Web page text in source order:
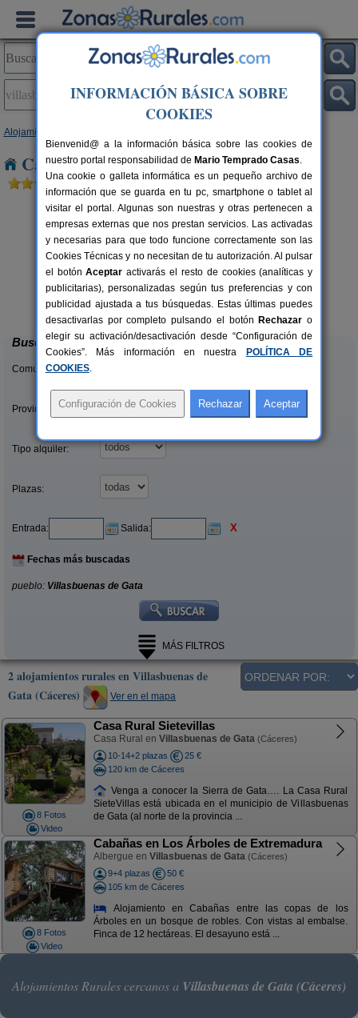
Alojamientos
Casas Rurales en Villasbuenas de Gata
2-30+10 pers.
desde30 €
Apartamentos Rurales Casa
Manadero
Robledillo de Gata (Cáceres)
Buscar
Comunidades:
Provincias/Islas:
Tipo alquiler:
Plazas:
Entrada: Salida: X
Fechas más buscadas
pueblo: Villasbuenas de Gata
MÁS FILTROS
2 alojamientos rurales en Villasbuenas de
Gata (Cáceres)
Ver en el mapa
8 Fotos
Video
Casa Rural Sietevillas
Casa Rural en Villasbuenas de Gata (Cáceres)
10-14+2 plazas
25 €
120 km de Cáceres
Venga a conocer la Sierra de Gata…. La Casa Rural
SieteVillas está ubicada en el municipio de Villasbuenas
de Gata (al norte de la provincia ...
8 Fotos
Video
Cabañas en Los Árboles de Extremadura
Albergue en Villasbuenas de Gata (Cáceres)
9+4 plazas
50 €
105 km de Cáceres
Alojamiento en Cabañas entre las copas de los
Árboles en un bosque de robles. Con vistas al embalse.
Finca de 12 hectáreas. El desayuno está ...
Alojamientos Rurales cercanos a Villasbuenas de Gata (Cáceres)
INFORMACIÓN BÁSICA SOBRE
COOKIES
Bienvenid@ a la información básica sobre las cookies de
nuestro portal responsabilidad de Mario Temprado Casas.
Una cookie o galleta informática es un pequeño archivo de
información que se guarda en tu pc, smartphone o tablet al
visitar el portal. Algunas son nuestras y otras pertenecen a
empresas externas que nos prestan servicios. Las activadas
y necesarias para que todo funcione correctamente son las
Cookies Técnicas y no necesitan de tu autorización. Al pulsar
el botónAceptar activarás el resto de cookies (analíticas y
publicitarias), personalizadas según tus preferencias y con
publicidad ajustada a tus búsquedas. Estas últimas puedes
desactivarlas por completo pulsando el botón Rechazar o
elegir su activación/desactivación desde “Configuración de
Cookies”. Más información en nuestra
POLÍTICA DE
COOKIES.